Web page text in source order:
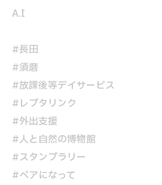
A.I
#長田
#須磨
#放課後等デイサービス
#レプタリンク
#外出支援
#人と自然の博物館
#スタンプラリー
#ペアになって